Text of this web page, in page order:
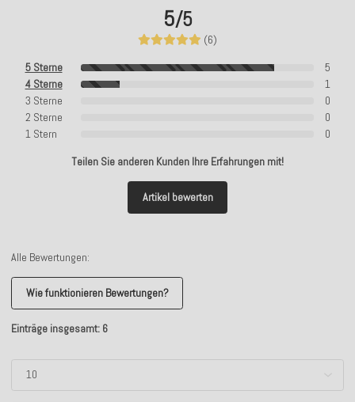
5/5
(6)
5 Sterne
5
4 Sterne
1
3 Sterne
0
2 Sterne
0
1 Stern
0
Teilen Sie anderen Kunden Ihre Erfahrungen mit!
Artikel bewerten
Alle Bewertungen:
Wie funktionieren Bewertungen?
Einträge insgesamt: 6